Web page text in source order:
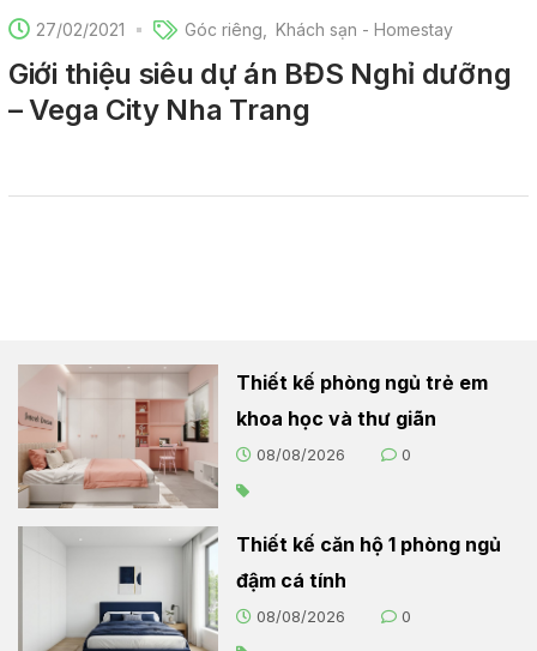
27/02/2021 Góc riêng Khách sạn - Homestay
Giới thiệu siêu dự án BĐS Nghỉ dưỡng
– Vega City Nha Trang
Thiết kế phòng ngủ trẻ em
khoa học và thư giãn
08/08/2026 0
Thiết kế căn hộ 1 phòng ngủ
đậm cá tính
08/08/2026 0